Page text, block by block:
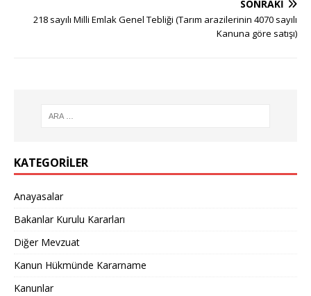
SONRAKI
218 sayılı Milli Emlak Genel Tebliği (Tarım arazilerinin 4070 sayılı
Kanuna göre satışı)
KATEGORILER
Anayasalar
Bakanlar Kurulu Kararları
Diğer Mevzuat
Kanun Hükmünde Kararname
Kanunlar